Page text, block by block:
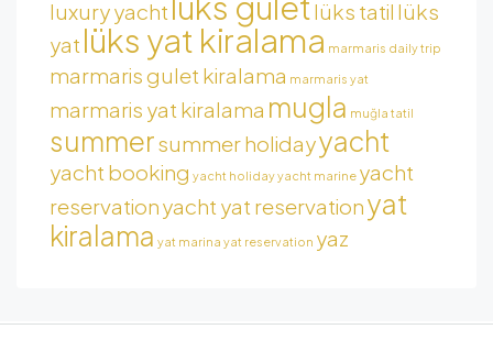
luxury yacht
lüks tatil lüks
yat lüks yat kiralama marmaris daily trip
marmaris gulet kiralama marmaris yat
marmaris yat kiralama mugla muğla tatil
summersummer holidayyacht
yacht booking yacht holidayyacht marine yacht
reservationyacht yat reservationyat
kiralama yat marina yat reservation yaz